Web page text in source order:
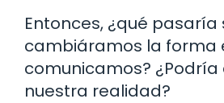
Entonces, ¿qué pasaría
cambiáramos la forma
comunicamos?
nuestra realidad?